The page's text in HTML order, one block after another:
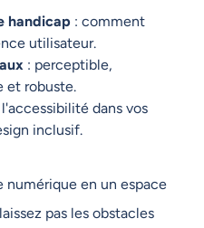
handicap : comment
utilisateur.
: perceptible,
et robuste.
dans vos
inclusif.
numérique en un espace
pas les obstacles